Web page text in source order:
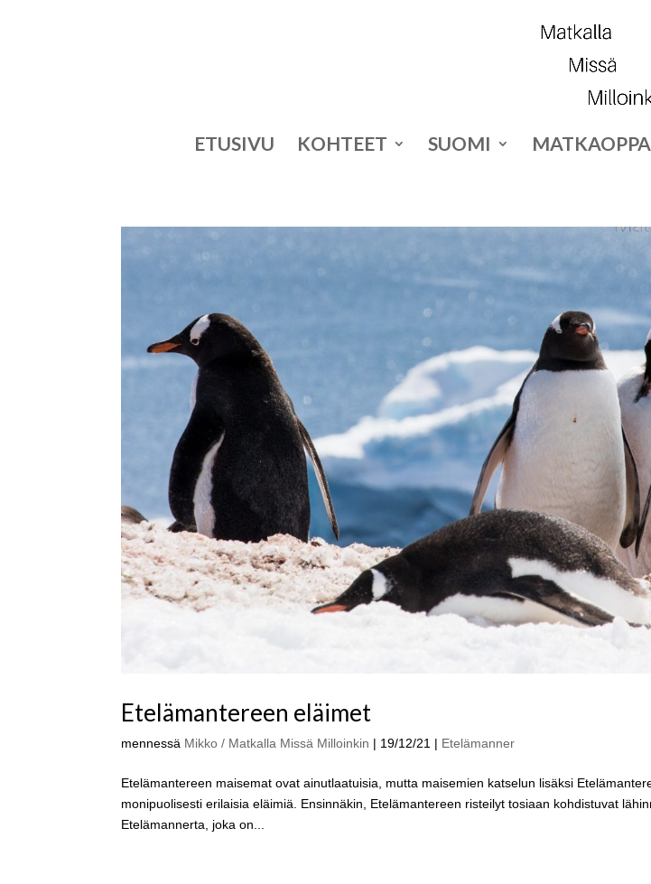
ETUSIVU KOHTEET SUOMI
Etelämantereen eläimet
mennessä Mikko / Matkalla Missä Milloinkin | 19/12/21 | Etelämanner
Etelämantereen maisemat ovat ainutlaatuisia, mutta maisemien katselun lisäksi
monipuolisesti erilaisia eläimiä. Ensinnäkin, Etelämantereen risteilyt tosiaan kohdistuvat
Etelämannerta, joka on...